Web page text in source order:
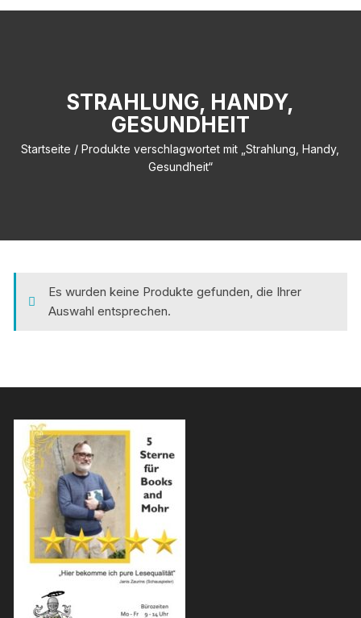
STRAHLUNG, HANDY,
GESUNDHEIT
Startseite / Produkte verschlagwortet mit „Strahlung, Handy,
Gesundheit“
Es wurden keine Produkte gefunden, die Ihrer
Auswahl entsprechen.